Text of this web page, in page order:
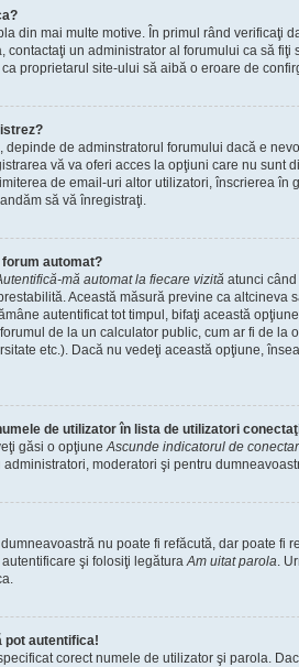
din mai multe motive. În primul rând verificaţi
contactaţi un administrator al forumului ca să fiţi
proprietarul site-ului să aibă o eroare de
depinde de adminstratorul forumului dacă e
vă va oferi acces la opţiuni care nu sunt
de email-uri altor utilizatori, înscrierea în
să vă înregistraţi.
automat?
mă automat la fiecare vizită atunci
Această măsură previne ca altcineva
autentificat tot timpul, bifaţi această
de la un calculator public, cum ar fi de la
etc.). Dacă nu vedeţi această opţiune,
de utilizator în lista de utilizatori
găsi o opţiuneAscunde indicatorul de
moderatori şi pentru
nu poate fi refăcută, dar poate fi
şi folosiţi legăturaAm uitat parola.
pot autentifica!
corect numele de utilizator şi parola.